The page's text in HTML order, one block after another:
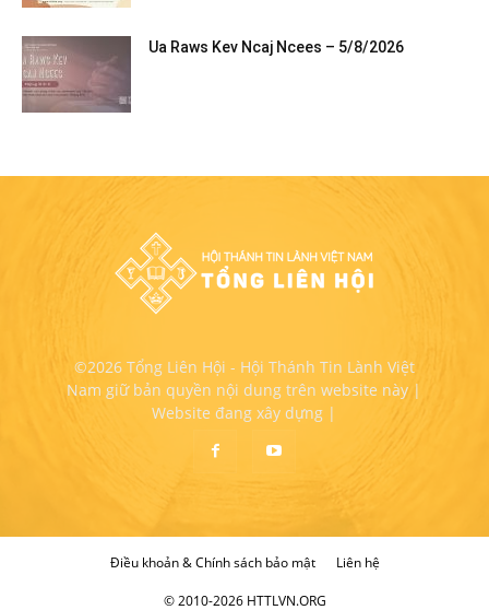
Ua Raws Kev Ncaj Ncees – 5/8/2026
©2026 Tổng Liên Hội - Hội Thánh Tin Lành Việt
Nam giữ bản quyền nội dung trên website này |
Website đang xây dựng |
Điều khoản & Chính sách bảo mật Liên hệ
© 2010-2026 HTTLVN.ORG